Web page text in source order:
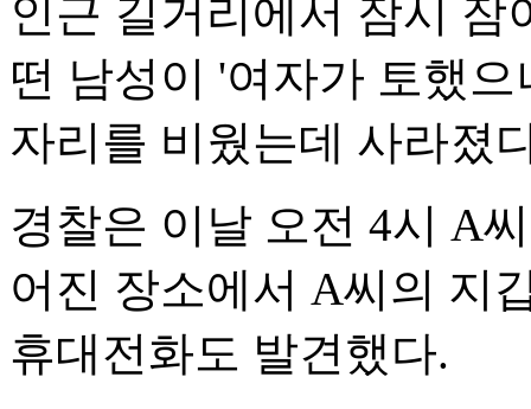
인근 길거리에서 잠시 잠
떤 남성이 '여자가 토했
자리를 비웠는데 사라졌
경찰은 이날 오전 4시 A
어진 장소에서 A씨의 지
휴대전화도 발견했다.